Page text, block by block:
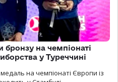
на чемпіонаті
у Туреччині
на чемпіонаті Європи із